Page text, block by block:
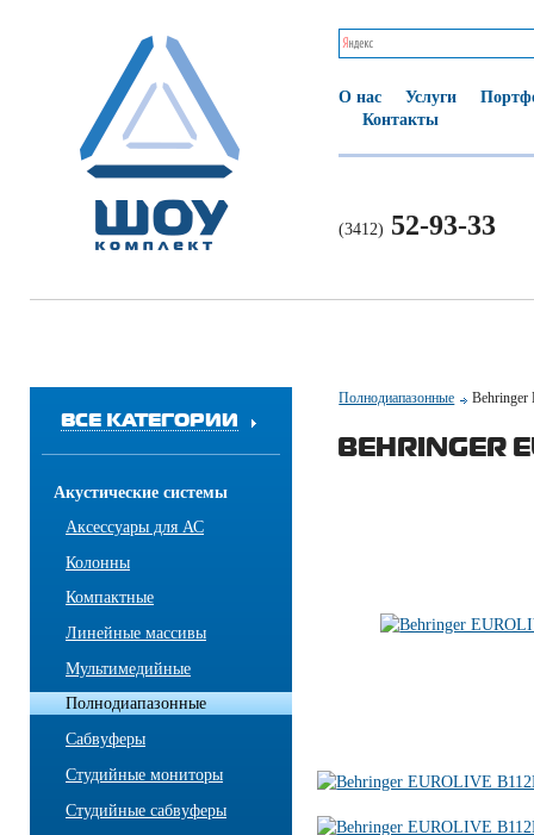
О нас Услуги
Контакты
(3412) 52-93-33
ВСЕ КАТЕГОРИИ
Акустические системы
Аксессуары для АС
Колонны
Компактные
Линейные массивы
Мультимедийные
Полнодиапазонные
Сабвуферы
Студийные мониторы
Студийные сабвуферы
Полнодиапазонные
BEHRINGER